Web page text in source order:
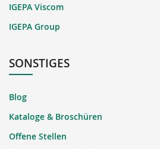
IGEPA Viscom
IGEPA Group
SONSTIGES
Blog
Kataloge & Broschüren
Offene Stellen